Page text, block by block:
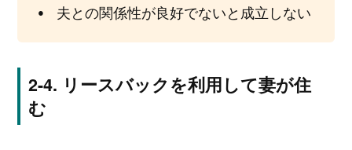
夫との関係性が良好でないと成立しない
リースバックを利用して妻が住
む